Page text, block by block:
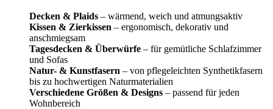
Decken & Plaids – wärmend, weich und atmungsaktiv
Kissen & Zierkissen – ergonomisch, dekorativ und
anschmiegsam
Tagesdecken & Überwürfe – für gemütliche Schlafzimmer
und Sofas
Natur- & Kunstfasern – von pflegeleichten Synthetikfasern
bis zu hochwertigen Naturmaterialien
Verschiedene Größen & Designs – passend für jeden
Wohnbereich